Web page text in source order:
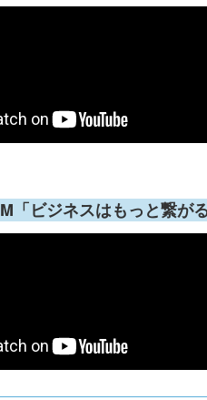
「ビジネスはもっと繋が